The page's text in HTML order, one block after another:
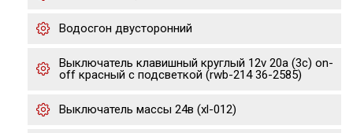
Водосгон двусторонний
Выключатель клавишный круглый 12v 20а (3с) on-
off красный с подсветкой (rwb-214 36-2585)
Выключатель массы 24в (xl-012)